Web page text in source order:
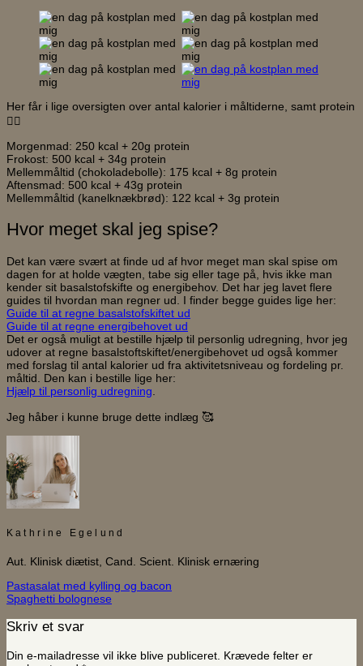
Her får i lige oversigten over antal kalorier i måltiderne, samt protein
👇🏼
Morgenmad: 250 kcal + 20g protein
Frokost: 500 kcal + 34g protein
Mellemmåltid (chokoladebolle): 175 kcal + 8g protein
Aftensmad: 500 kcal + 43g protein
Mellemmåltid (kanelknækbrød): 122 kcal + 3g protein
Hvor meget skal jeg spise?
Det kan være svært at finde ud af hvor meget man skal spise om
dagen for at holde vægten, tabe sig eller tage på, hvis ikke man
kender sit basalstofskifte og energibehov. Det har jeg lavet flere
guides til hvordan man regner ud. I finder begge guides lige her:
Guide til at regne basalstofskiftet ud
Guide til at regne energibehovet ud
Det er også muligt at bestille hjælp til personlig udregning, hvor jeg
udover at regne basalstoftskiftet/energibehovet ud også kommer
med forslag til antal kalorier ud fra aktivitetsniveau og fordeling pr.
måltid. Den kan i bestille lige her:
Hjælp til personlig udregning.
Jeg håber i kunne bruge dette indlæg 🥰
Kathrine Egelund
Aut. Klinisk diætist, Cand. Scient. Klinisk ernæring
Pastasalat med kylling og bacon
Spaghetti bolognese
Skriv et svar
Din e-mailadresse vil ikke blive publiceret. Krævede felter er